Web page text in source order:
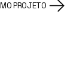
PROJETO